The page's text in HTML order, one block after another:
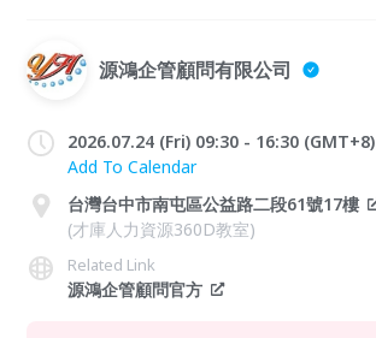
源鴻企管顧問有限公司
2026.07.24 (Fri) 09:30 - 16:30 (GMT+8)
Add To Calendar
台灣台中市南屯區公益路二段61號17樓
(才庫人力資源360D教室)
Related Link
源鴻企管顧問官方